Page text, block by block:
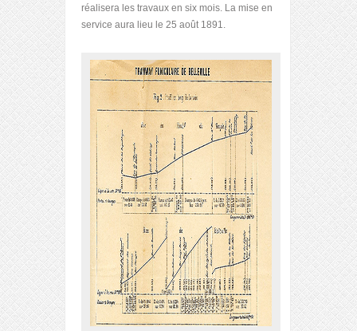
réalisera les travaux en six mois. La mise en
service aura lieu le 25 août 1891.